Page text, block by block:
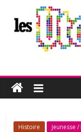
contenu
Les
RevueHistoire Jeunesse /